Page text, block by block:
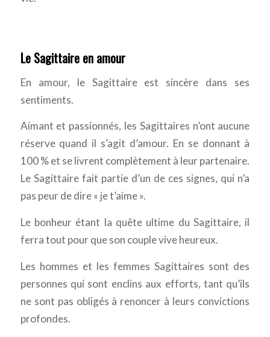
Le Sagittaire en amour
En amour, le Sagittaire est sincère dans ses
sentiments.
Aimant et passionnés, les Sagittaires n’ont aucune
réserve quand il s’agit d’amour. En se donnant à
100 % et se livrent complètement à leur partenaire.
Le Sagittaire fait partie d’un de ces signes, qui n’a
pas peur de dire « je t’aime ».
Le bonheur étant la quête ultime du Sagittaire, il
ferra tout pour que son couple vive heureux.
Les hommes et les femmes Sagittaires sont des
personnes qui sont enclins aux efforts, tant qu’ils
ne sont pas obligés à renoncer à leurs convictions
profondes.